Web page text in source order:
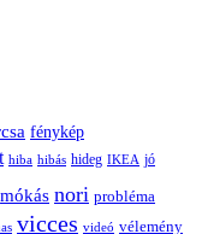
fénykép
hiba hibás hideg IKEA jó
mókás nori probléma
vicces videó vélemény